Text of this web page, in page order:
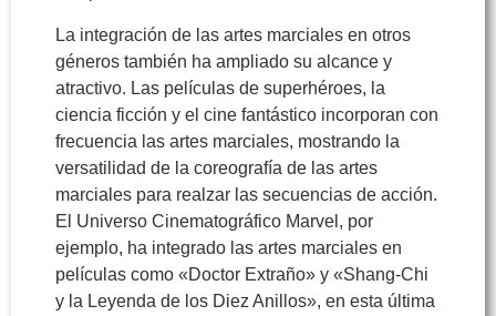
La integración de las artes marciales en otros
géneros también ha ampliado su alcance y
atractivo. Las películas de superhéroes, la
ciencia ficción y el cine fantástico incorporan con
frecuencia las artes marciales, mostrando la
versatilidad de la coreografía de las artes
marciales para realzar las secuencias de acción.
El Universo Cinematográfico Marvel, por
ejemplo, ha integrado las artes marciales en
películas como «Doctor Extraño» y «Shang-Chi
y la Leyenda de los Diez Anillos», en esta última